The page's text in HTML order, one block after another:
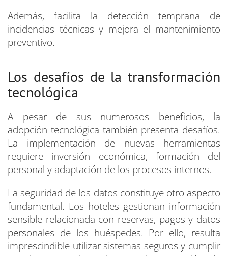
Además, facilita la detección temprana de
incidencias técnicas y mejora el mantenimiento
preventivo.
Los desafíos de la transformación
tecnológica
A pesar de sus numerosos beneficios, la
adopción tecnológica también presenta desafíos.
La implementación de nuevas herramientas
requiere inversión económica, formación del
personal y adaptación de los procesos internos.
La seguridad de los datos constituye otro aspecto
fundamental. Los hoteles gestionan información
sensible relacionada con reservas, pagos y datos
personales de los huéspedes. Por ello, resulta
imprescindible utilizar sistemas seguros y cumplir